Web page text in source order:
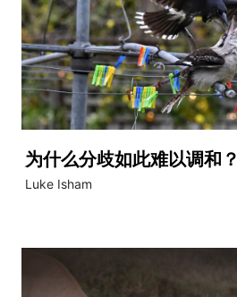
为什么分歧如此难以调和？
Luke Isham